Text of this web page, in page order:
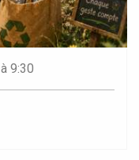
à 9:30